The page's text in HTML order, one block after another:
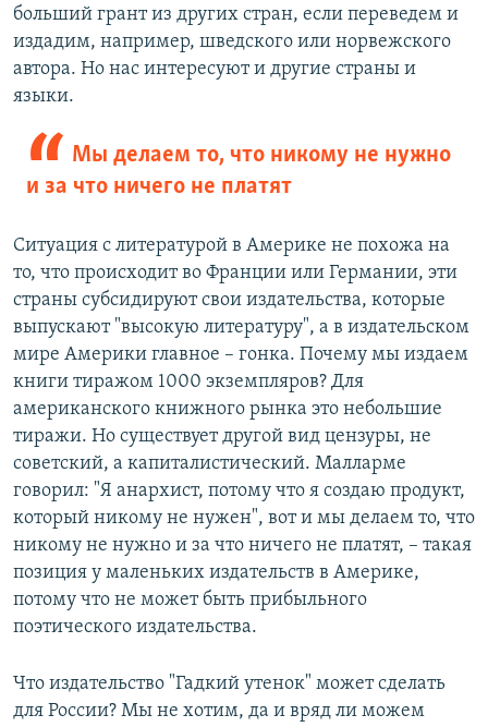
больший грант из других стран, если переведем и
издадим, например, шведского или норвежского
автора. Но нас интересуют и другие страны и
языки.
Мы делаем то, что никому не нужно
и за что ничего не платят
Ситуация с литературой в Америке не похожа на
то, что происходит во Франции или Германии, эти
страны субсидируют свои издательства, которые
выпускают "высокую литературу", а в издательском
мире Америки главное – гонка. Почему мы издаем
книги тиражом 1000 экземпляров? Для
американского книжного рынка это небольшие
тиражи. Но существует другой вид цензуры, не
советский, а капиталистический. Малларме
говорил: "Я анархист, потому что я создаю продукт,
который никому не нужен", вот и мы делаем то, что
никому не нужно и за что ничего не платят, – такая
позиция у маленьких издательств в Америке,
потому что не может быть прибыльного
поэтического издательства.
Что издательство "Гадкий утенок" может сделать
для России? Мы не хотим, да и вряд ли можем